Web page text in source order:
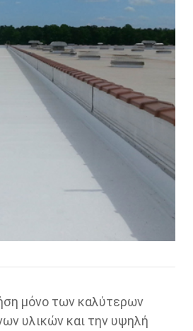
μόνο των καλύτερων
υλικών και την υψηλή